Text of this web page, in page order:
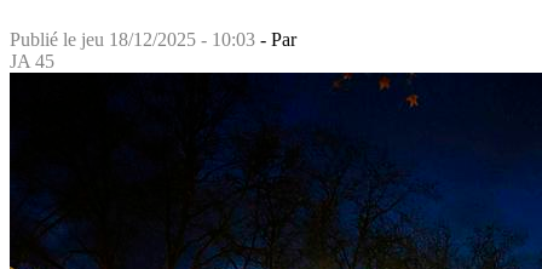
Publié le jeu 18/12/2025 - 10:03 - Par
JA 45